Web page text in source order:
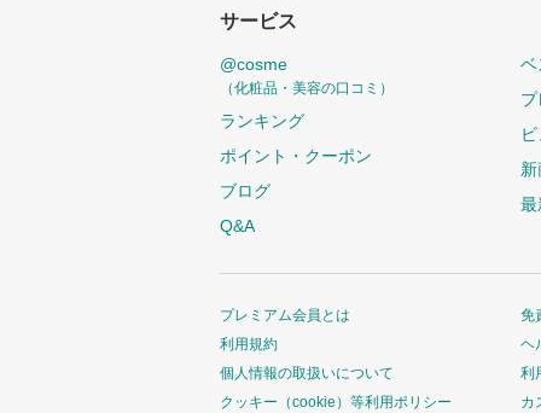
サービス
@cosme
（化粧品・美容の口コミ）
ランキング
ポイント・クーポン
ブログ
Q&A
ベ
プ
最
プレミアム会員とは
利用規約
個人情報の取扱いについて
クッキー（cookie）等利用ポリシー
免
ヘ
利
カ